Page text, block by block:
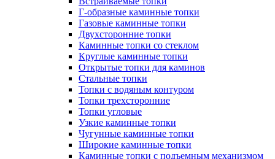
Г-образные каминные топки
Газовые каминные топки
Двухсторонние топки
Каминные топки со стеклом
Круглые каминные топки
Открытые топки для каминов
Стальные топки
Топки с водяным контуром
Топки трехсторонние
Топки угловые
Узкие каминные топки
Чугунные каминные топки
Широкие каминные топки
Каминные топки с подъемным механизмом